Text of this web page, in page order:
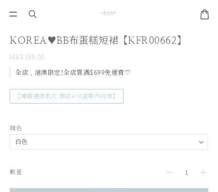
KOREA♥BB布蛋糕短裙【KFR00662】
HK$199.00
全店，港澳限定!全店買滿$699免運費♡
【韓國連線款式 預訂4-6星期內到貨】
顏色
數量